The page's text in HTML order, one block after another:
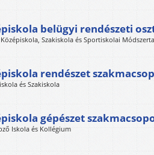
belügyi rendészeti
Szakiskola és Sportiskolai
rendészet
és Szakiskola
gépészet
Iskola és Kollégium